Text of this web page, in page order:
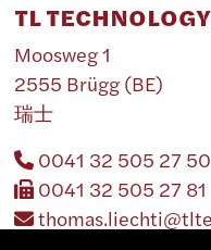
TL
Moosweg 1
2555 Brügg (BE)
瑞士
0041 32 505 27 50
0041 32 505 27 81